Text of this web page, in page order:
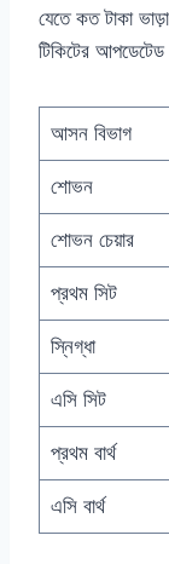
যেতে কত টাকা
টিকিটের
আসন বিভাগ
শোভন
শোভন চেয়ার
প্রথম সিট
স্নিগ্ধা
এসি সিট
প্রথম বার্থ
এসি বার্থ